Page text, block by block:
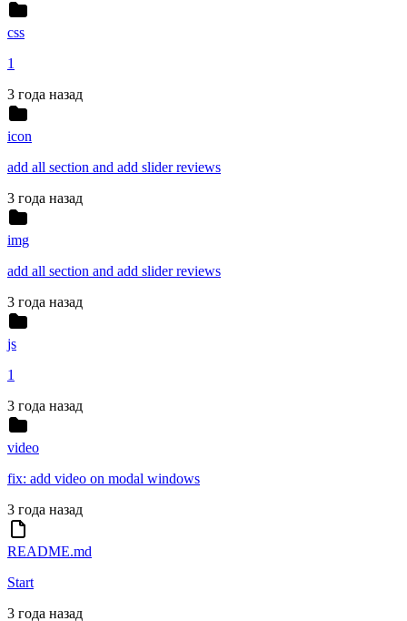
css
1
3 года назад
icon
add all section and add slider reviews
3 года назад
img
add all section and add slider reviews
3 года назад
js
1
3 года назад
video
fix: add video on modal windows
3 года назад
README.md
Start
3 года назад